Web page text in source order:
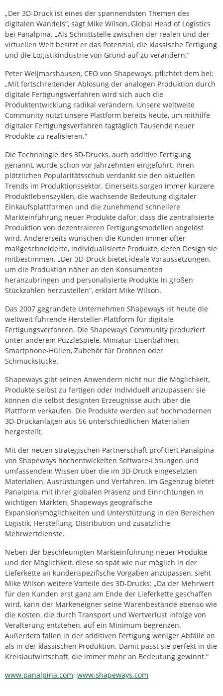
„Der 3D-Druck ist eines der spannendsten Themen des
digitalen Wandels“, sagt Mike Wilson, Global Head of Logistics
bei Panalpina. „Als Schnittstelle zwischen der realen und der
virtuellen Welt besitzt er das Potenzial, die klassische Fertigung
und die Logistikindustrie von Grund auf zu verändern.“
Peter Weijmarshausen, CEO von Shapeways, pflichtet dem bei:
„Mit fortschreitender Ablösung der analogen Produktion durch
digitale Fertigungsverfahren wird sich auch die
Produktentwicklung radikal verändern. Unsere weltweite
Community nutzt unsere Plattform bereits heute, um mithilfe
digitaler Fertigungsverfahren tagtäglich Tausende neuer
Produkte zu realisieren.“
Die Technologie des 3D-Drucks, auch additive Fertigung
genannt, wurde schon vor Jahrzehnten eingeführt. Ihren
plötzlichen Popularitätsschub verdankt sie den aktuellen
Trends im Produktionssektor. Einerseits sorgen immer kürzere
Produktlebenszyklen, die wachsende Bedeutung digitaler
Einkaufsplattformen und die zunehmend schnellere
Markteinführung neuer Produkte dafür, dass die zentralisierte
Produktion von dezentraleren Fertigungsmodellen abgelöst
wird. Andererseits wünschen die Kunden immer öfter
maßgeschneiderte, individualisierte Produkte, deren Design sie
mitbestimmen. „Der 3D-Druck bietet ideale Voraussetzungen,
um die Produktion näher an den Konsumenten
heranzubringen und personalisierte Produkte in großen
Stückzahlen herzustellen“, erklärt Mike Wilson.
Das 2007 gegründete Unternehmen Shapeways ist heute die
weltweit führende Hersteller-Plattform für digitale
Fertigungsverfahren. Die Shapeways Community produziert
unter anderem PuzzleSpiele, Miniatur-Eisenbahnen,
Smartphone-Hüllen, Zubehör für Drohnen oder
Schmuckstücke.
Shapeways gibt seinen Anwendern nicht nur die Möglichkeit,
Produkte selbst zu fertigen oder individuell anzupassen; sie
können die selbst designten Erzeugnisse auch über die
Plattform verkaufen. Die Produkte werden auf hochmodernen
3D-Druckanlagen aus 56 unterschiedlichen Materialien
hergestellt.
Mit der neuen strategischen Partnerschaft profitiert Panalpina
von Shapeways hochentwickelten Software-Lösungen und
umfassendem Wissen über die im 3D-Druck eingesetzten
Materialien, Ausrüstungen und Verfahren. Im Gegenzug bietet
Panalpina, mit ihrer globalen Präsenz und Einrichtungen in
wichtigen Märkten, Shapeways geografische
Expansionsmöglichkeiten und Unterstützung in den Bereichen
Logistik, Herstellung, Distribution und zusätzliche
Mehrwertdienste.
Neben der beschleunigten Markteinführung neuer Produkte
und der Möglichkeit, diese so spät wie nur möglich in der
Lieferkette an kundenspezifische Vorgaben anzupassen, sieht
Mike Wilson weitere Vorteile des 3D-Drucks: „Da der Mehrwert
für den Kunden erst ganz am Ende der Lieferkette geschaffen
wird, kann der Markeneigner seine Warenbestände ebenso wie
die Kosten, die durch Transport und Wertverlust infolge von
Veralterung entstehen, auf ein Minimum begrenzen.
Außerdem fallen in der additiven Fertigung weniger Abfälle an
als in der klassischen Produktion. Damit passt sie perfekt in die
Kreislaufwirtschaft, die immer mehr an Bedeutung gewinnt.“
www.panalpina.com; www.shapeways.com